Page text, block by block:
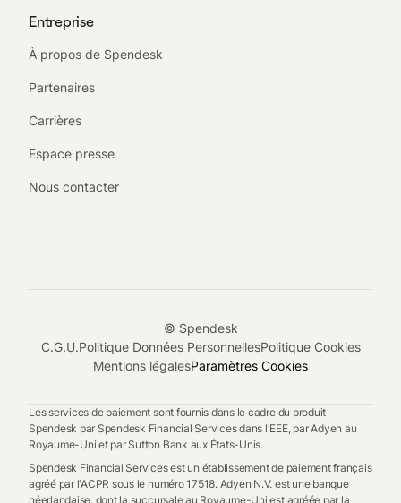
Entreprise
À propos de Spendesk
Partenaires
Carrières
Espace presse
Nous contacter
© Spendesk
C.G.U.Politique Données PersonnellesPolitique Cookies
Mentions légalesParamètres Cookies
Les services de paiement sont fournis dans le cadre du produit
Spendesk par Spendesk Financial Services dans l'EEE, par Adyen au
Royaume-Uni et par Sutton Bank aux États-Unis.
Spendesk Financial Services est un établissement de paiement français
agréé par l'ACPR sous le numéro 17518. Adyen N.V. est une banque
néerlandaise, dont la succursale au Royaume-Uni est agréée par la